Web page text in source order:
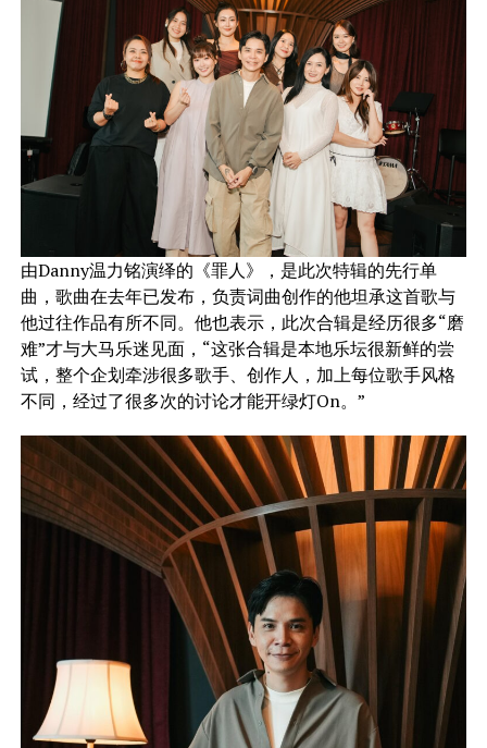
由Danny温力铭演绎的《罪人》，是此次特辑的先行单
曲，歌曲在去年已发布，负责词曲创作的他坦承这首歌与
他过往作品有所不同。他也表示，此次合辑是经历很多“磨
难”才与大马乐迷见面，“这张合辑是本地乐坛很新鲜的尝
试，整个企划牵涉很多歌手、创作人，加上每位歌手风格
不同，经过了很多次的讨论才能开绿灯On。”